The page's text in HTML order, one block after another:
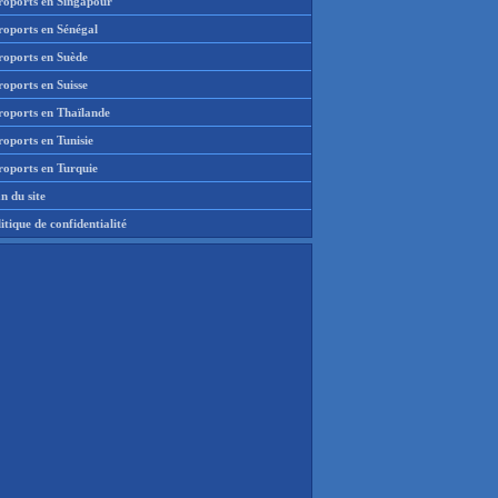
en Sénégal
en Suède
en Suisse
en Thaïlande
en Tunisie
en Turquie
du site
de confidentialité